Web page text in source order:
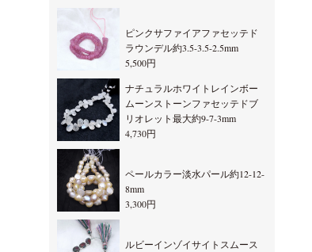
ピンクサファイアファセッテド
ラウンデル約3.5-3.5-2.5mm
5,500円
ナチュラルホワイトレインボー
ムーンストーンファセッテドブ
リオレット最大約9-7-3mm
4,730円
ペールカラー淡水パール約12-12-
8mm
3,300円
ルビーインゾイサイトスムース